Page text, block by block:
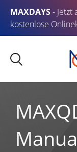
MAXDAYS- Jetzt
kostenlose